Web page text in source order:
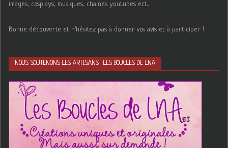
images, cosplays, musiques, chaines youtubes ect...
Bonne découverte et n'hésitez pas à donner vos avis et à participer !
NOUS SOUTENONS LES ARTISANS : LES BOUCLES DE LNA